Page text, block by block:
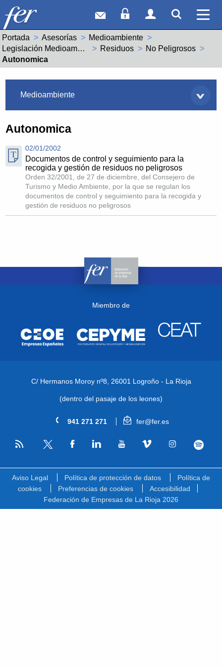
Correo webAcceso Socios
Acceso
Portada Asesorías
Medioambiente
Legislación Medioambiental
Residuos
No Peligrosos
Actual:
Autonomica
Medioambiente
Autonomica
02/01/2002
Documentos de control y seguimiento para la
recogida y gestión de residuos no peligrosos
Orden 32/2001, de 27 de diciembre, del Consejero de
Turismo y Medio Ambiente, por la que se regulan los
documentos de control y seguimiento para la recogida y
gestión de residuos no peligrosos
Miembro de
C/ Hermanos Moroy nº8, 26001 Logroño - La Rioja
(dentro del pasaje de los leones)
941 271 271 fer@fer.es
RSS
Aviso Legal Política de protección de datos
Política de
cookies
Preferencias de cookies
Accesibilidad
Federación de Empresas de La Rioja 2026